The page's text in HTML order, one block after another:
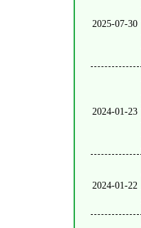
2025-07-30
2024-01-23
2024-01-22